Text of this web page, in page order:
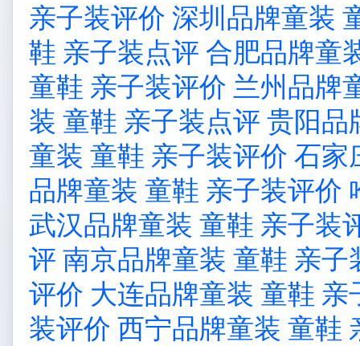
亲子装评价 深圳品牌童装
鞋 亲子装点评 合肥品牌童
童鞋 亲子装评价 兰州品牌
装 童鞋 亲子装点评 贵阳品
童装 童鞋 亲子装评价 石家
品牌童装 童鞋 亲子装评价
武汉品牌童装 童鞋 亲子装
评 南京品牌童装 童鞋 亲子
评价 大连品牌童装 童鞋 亲
装评价 西宁品牌童装 童鞋